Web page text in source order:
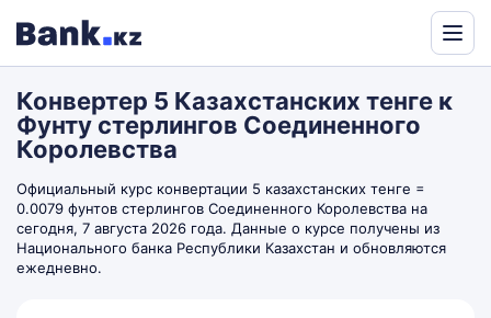
by
Translate
Конвертер 5 Казахстанских тенге к
Фунту стерлингов Соединенного
Королевства
Официальный курс конвертации 5 казахстанских тенге =
0.0079 фунтов стерлингов Соединенного Королевства на
сегодня, 7 августа 2026 года. Данные о курсе получены из
Национального банка Республики Казахстан и обновляются
ежедневно.